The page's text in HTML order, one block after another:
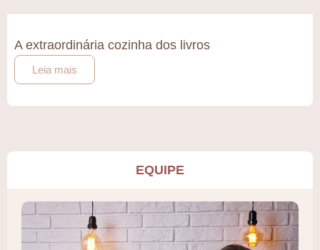
A extraordinária cozinha dos livros
Leia mais
EQUIPE